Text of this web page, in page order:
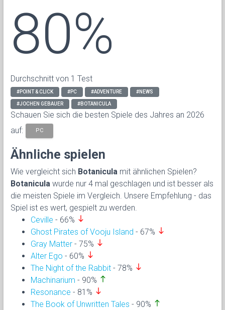
80%
Durchschnitt von 1 Test
#POINT & CLICK #PC #ADVENTURE #NEWS
#JOCHEN GEBAUER #BOTANICULA
Schauen Sie sich die besten Spiele des Jahres an 2026
auf:
PC
Ähnliche spielen
Wie vergleicht sich Botanicula mit ähnlichen Spielen?
Botanicula wurde nur 4 mal geschlagen und ist besser als
die meisten Spiele im Vergleich. Unsere Empfehlung - das
Spiel ist es wert, gespielt zu werden.
Ceville - 66% south
Ghost Pirates of Vooju Island - 67% south
Gray Matter - 75% south
Alter Ego - 60% south
The Night of the Rabbit - 78% south
Machinarium - 90% north
Resonance - 81% south
The Book of Unwritten Tales - 90% north